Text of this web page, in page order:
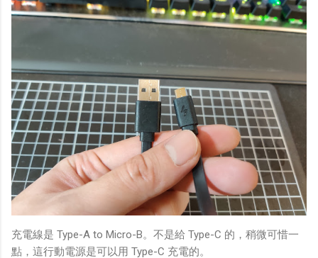
充電線是 Type-A to Micro-B。不是給 Type-C 的，稍微可惜一
點，這行動電源是可以用 Type-C 充電的。